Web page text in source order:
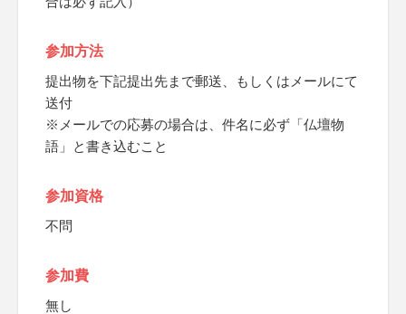
参加方法
提出物を下記提出先まで郵送、もしくはメールにて
送付
※メールでの応募の場合は、件名に必ず「仏壇物
語」と書き込むこと
参加資格
不問
参加費
無し